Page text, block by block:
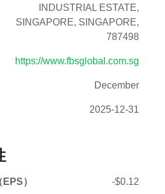
INDUSTRIAL ESTATE,
SINGAPORE, SINGAPORE,
787498
https://www.fbsglobal.com.sg
December
2025-12-31
） -$0.12